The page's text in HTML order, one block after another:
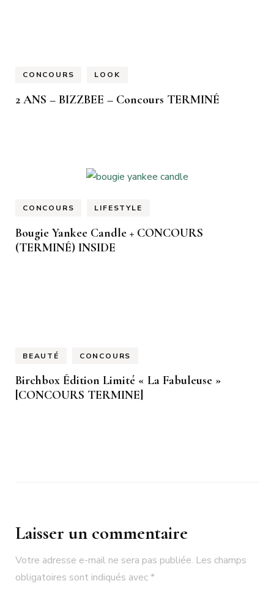
CONCOURS LOOK
2 ANS – BIZZBEE – Concours TERMINÉ
CONCOURS LIFESTYLE
Bougie Yankee Candle + CONCOURS
(TERMINÉ) INSIDE
BEAUTÉ CONCOURS
Birchbox Édition Limité « La Fabuleuse »
[CONCOURS TERMINE]
Laisser un commentaire
Votre adresse e-mail ne sera pas publiée. Les champs
obligatoires sont indiqués avec*